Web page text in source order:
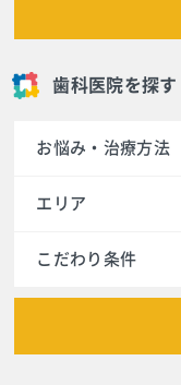
歯科医院を探す
お悩み・治療方法
エリア
こだわり条件